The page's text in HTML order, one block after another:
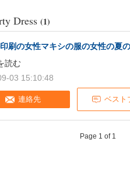
Dress (1)
刷の女性マキシの服の女性の夏
連絡先 ベスト
読む
03 15:10:48
Page 1 of 1